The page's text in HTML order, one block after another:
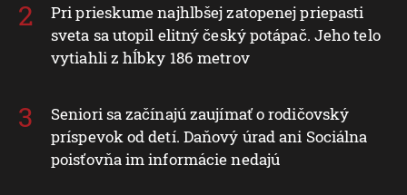
Pri prieskume najhlbšej zatopenej priepasti
sveta sa utopil elitný český potápač. Jeho telo
vytiahli z hĺbky 186 metrov
Seniori sa začínajú zaujímať o rodičovský
príspevok od detí. Daňový úrad ani Sociálna
poisťovňa im informácie nedajú